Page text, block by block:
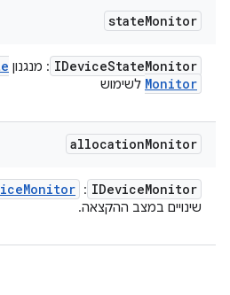
stateMonitor
IDeviceStateMonitor : מנגנון
Monitor לשימוש
allocationMonitor
IDeviceMonitor
:
Monitor
שינויים במצב ההקצאה.